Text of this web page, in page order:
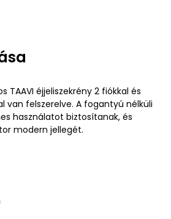
TAAVI éjjeliszekrény 2 fiókkal és
van felszerelve. A fogantyú nélküli
használatot biztosítanak, és
modern jellegét.